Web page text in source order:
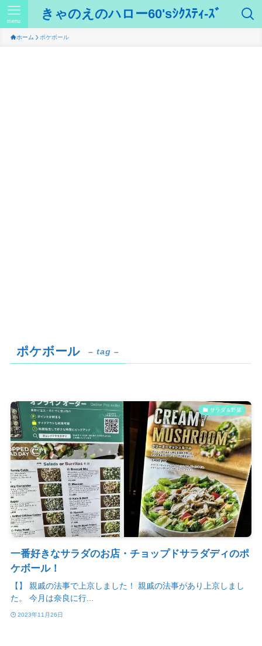
きゃのえのハロー60'sｼｸｽﾃｨ-ｽﾞ
menu
ホーム ポケボール
ポケボール – tag –
サラダ＆野菜
一番好きなサラダのお店・チョップドサラダディのポ
ケボール！
【】 親戚の法事で上京しました！ 親戚の法事があり上京しまし
た。 今月は奈良に行...
2023年11月26日